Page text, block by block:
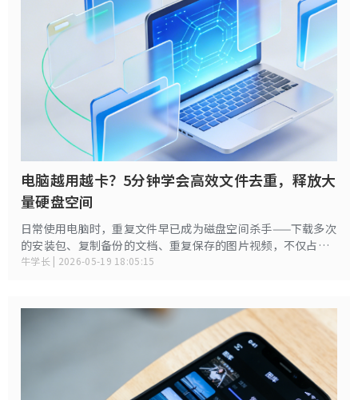
电脑越用越卡？5分钟学会高效文件去重，释放大
量硬盘空间
日常使用电脑时，重复文件早已成为磁盘空间杀手——下载多次
的安装包、复制备份的文档、重复保存的图片视频，不仅占用
大量存储空间，还会让文件管理变得混乱，找文件时费时费
牛学长 | 2026-05-19 18:05:15